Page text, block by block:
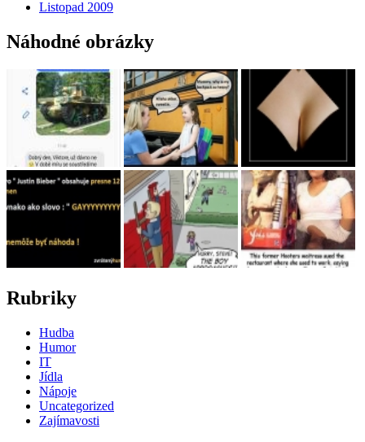
Listopad 2009
Náhodné obrázky
Rubriky
Hudba
Humor
IT
Jídla
Nápoje
Uncategorized
Zajímavosti